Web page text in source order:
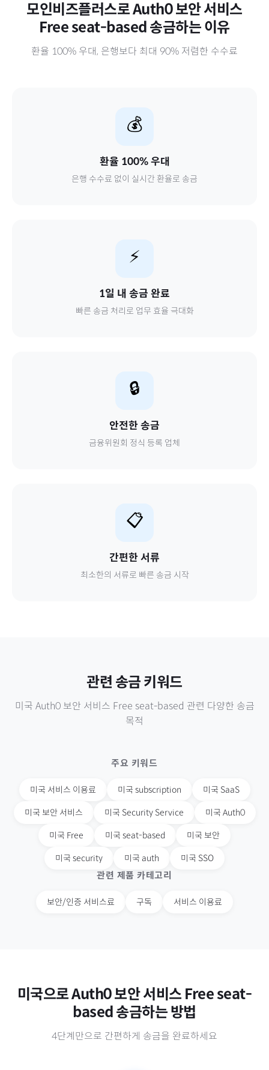
모인비즈플러스로Auth0 보안 서비스
Free seat-based 송금하는 이유
환율 100% 우대, 은행보다 최대 90% 저렴한 수수료
💰
환율 100% 우대
은행 수수료 없이 실시간 환율로 송금
⚡
1일 내 송금 완료
빠른 송금 처리로 업무 효율 극대화
🔒
안전한 송금
금융위원회 정식 등록 업체
📋
간편한 서류
최소한의 서류로 빠른 송금 시작
관련 송금 키워드
미국 Auth0 보안 서비스 Free seat-based 관련 다양한 송금
목적
주요 키워드
미국 서비스 이용료 미국 subscription 미국 SaaS
미국 보안 서비스 미국 Security Service 미국 Auth0
미국 Free 미국 seat-based 미국 보안
미국 security 미국 auth 미국 SSO
관련 제품 카테고리
보안/인증 서비스료 구독 서비스 이용료
미국으로Auth0 보안 서비스 Free seat-
based 송금하는 방법
4단계만으로 간편하게 송금을 완료하세요